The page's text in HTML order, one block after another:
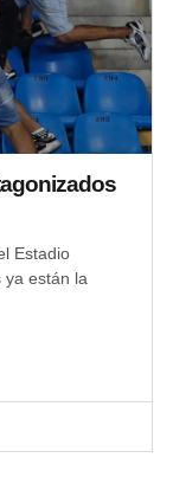
Estadio
ya están la